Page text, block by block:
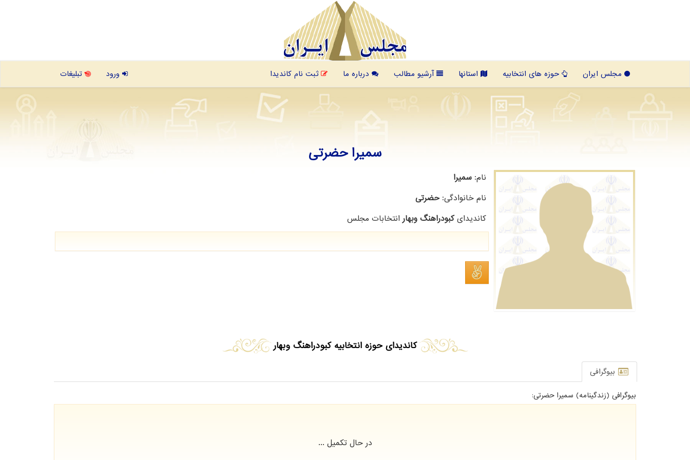
مجلس ایران حوزه های انتخابیه استانها آرشیو مطالب درباره ما ثبت نام کاندیدا ورود تبلیغات
سمیرا حضرتی
نام: سمیرا
نام خانوادگی:حضرتی
کاندیدایکبودراهنگ وبهار انتخابات مجلس
کاندیدای حوزه انتخابیه کبودراهنگ وبهار
بیوگرافی
بیوگرافی (زندگینامه) سمیرا حضرتی:
در حال تکمیل ...